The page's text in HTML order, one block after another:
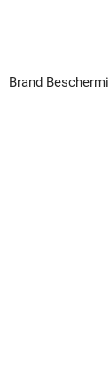
Brand